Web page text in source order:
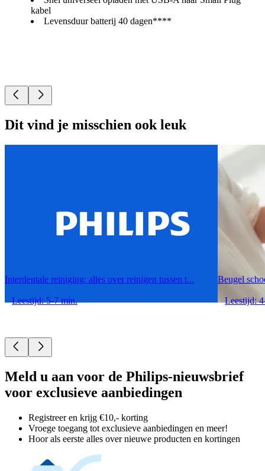
kabel
Levensduur batterij 40 dagen****
Dit vind je misschien ook leuk
Interdentale reiniging: alles over reinigen tussen t...
Leestijd: 5-7 min.
Beugel
Leestijd:
Meld u aan voor de Philips-nieuwsbrief
voor exclusieve aanbiedingen
Registreer en krijg €10,- korting
Vroege toegang tot exclusieve aanbiedingen en meer!
Hoor als eerste alles over nieuwe producten en kortingen